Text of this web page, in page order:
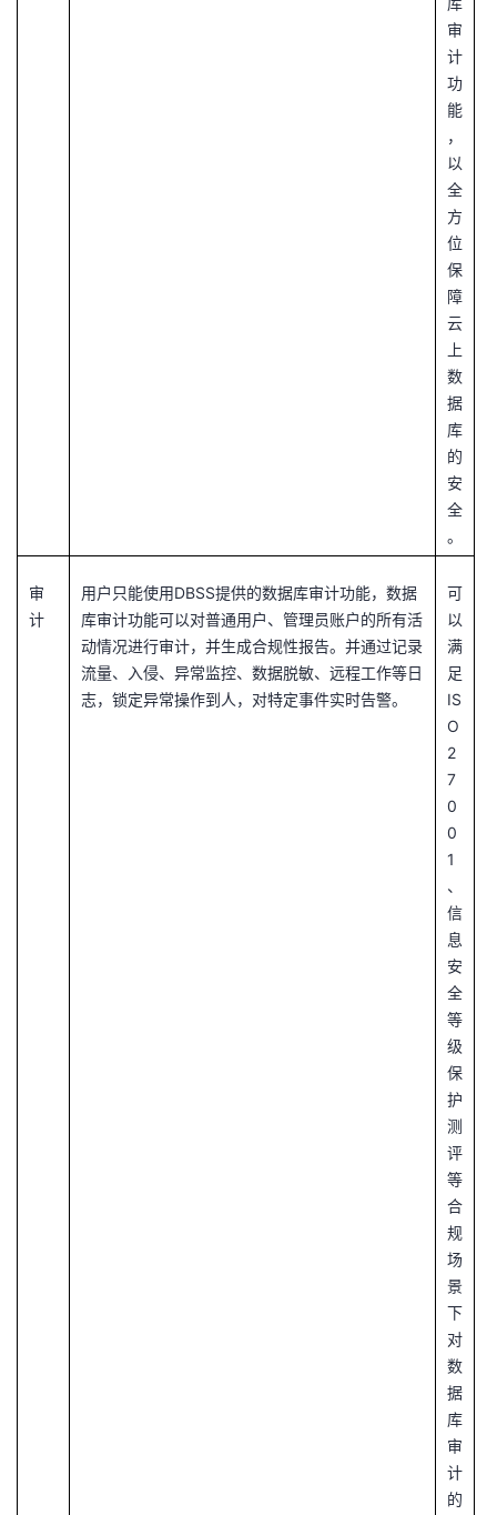
审
计
功
能
，
以
全
方
位
保
障
云
上
数
据
库
的
安
全
。
审
计
用户只能使用DBSS提供的数据库审计功能，数据
库审计功能可以对普通用户、管理员账户的所有活
动情况进行审计，并生成合规性报告。并通过记录
流量、入侵、异常监控、数据脱敏、远程工作等日
志，锁定异常操作到人，对特定事件实时告警。
可
以
满
足
IS
O
2
7
0
0
1
、
信
息
安
全
等
级
保
护
测
评
等
合
规
场
景
下
对
数
据
库
审
计
的